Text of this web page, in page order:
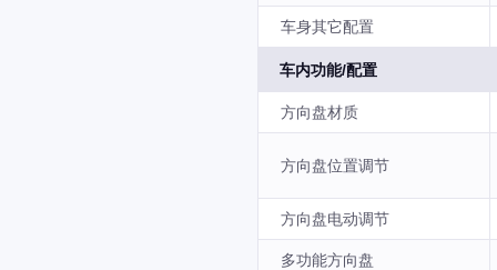
车身其它配置
车内功能/配置
方向盘材质
方向盘位置调节
方向盘电动调节
多功能方向盘